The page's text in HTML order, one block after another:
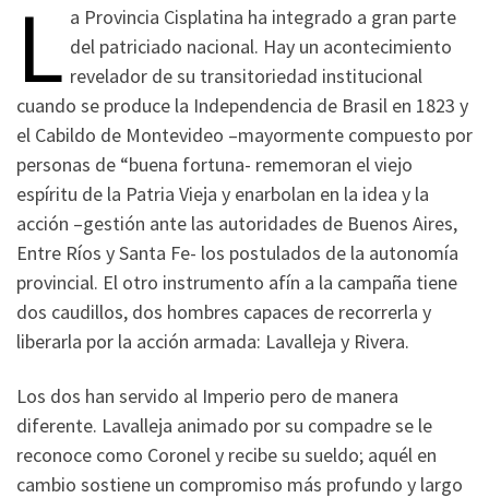
L a Provincia Cisplatina ha integrado a gran parte
del patriciado nacional. Hay un acontecimiento
revelador de su transitoriedad institucional
cuando se produce la Independencia de Brasil en 1823 y
el Cabildo de Montevideo –mayormente compuesto por
personas de “buena fortuna- rememoran el viejo
espíritu de la Patria Vieja y enarbolan en la idea y la
acción –gestión ante las autoridades de Buenos Aires,
Entre Ríos y Santa Fe- los postulados de la autonomía
provincial. El otro instrumento afín a la campaña tiene
dos caudillos, dos hombres capaces de recorrerla y
liberarla por la acción armada: Lavalleja y Rivera.
Los dos han servido al Imperio pero de manera
diferente. Lavalleja animado por su compadre se le
reconoce como Coronel y recibe su sueldo; aquél en
cambio sostiene un compromiso más profundo y largo